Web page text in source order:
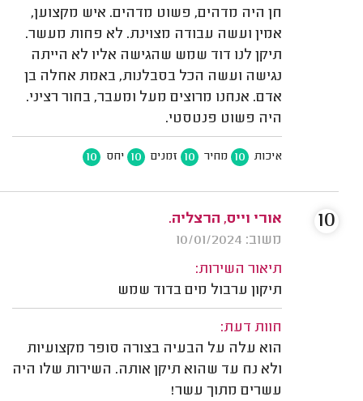
חן היה מדהים, פשוט מדהים. איש מקצוען,
אמין ועשה עבודה מצוינת. לא פחות מעשר.
תיקן לנו דוד שמש שהגישה אליו לא הייתה
נגישה ועשה הכל בסבלנות, באמת אחלה בן
אדם. אנחנו מרוצים מעל ומעבר, בחור רציני.
היה פשוט פנטסטי.
איכות 10 מחיר 10 זמנים 10 יחס 10
אורי וייס, הרצליה.
משוב: 10/01/2024
תיאור השירות:
תיקון ערבול מים בדוד שמש
חוות דעת:
הוא עלה על הבעיה בצורה סופר מקצועיות
ולא נח עד שהוא תיקן אותה. השירות שלו היה
עשרים מתוך עשר!
10